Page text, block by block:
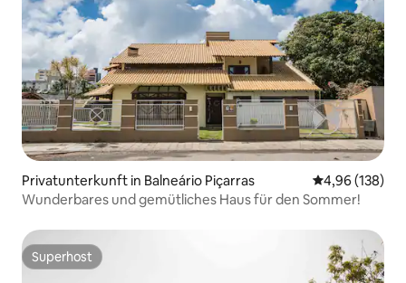
Privatunterkunft in Balneário Piçarras
4,96 (138)
Wunderbares und gemütliches Haus für den Sommer!
Superhost
Superhost